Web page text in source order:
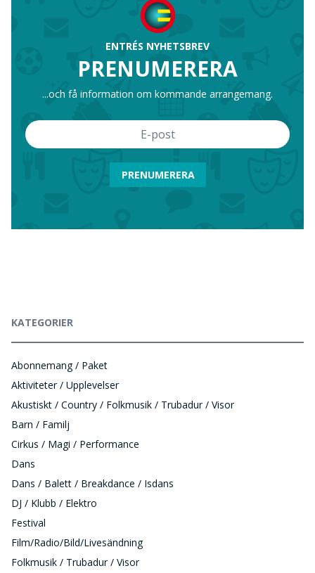
ENTRÉS NYHETSBREV
PRENUMERERA
...och få information om kommande arrangemang.
PRENUMERERA
KATEGORIER
Abonnemang / Paket
Aktiviteter / Upplevelser
Akustiskt / Country / Folkmusik / Trubadur / Visor
Barn / Familj
Cirkus / Magi / Performance
Dans
Dans / Balett / Breakdance / Isdans
DJ / Klubb / Elektro
Festival
Film/Radio/Bild/Livesändning
Folkmusik / Trubadur / Visor